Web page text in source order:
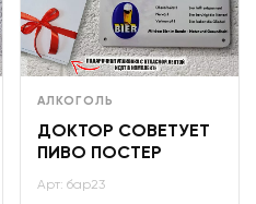
АЛКОГОЛЬ
ДОКТОР СОВЕТУЕТ
ПИВО ПОСТЕР
Арт: бар23